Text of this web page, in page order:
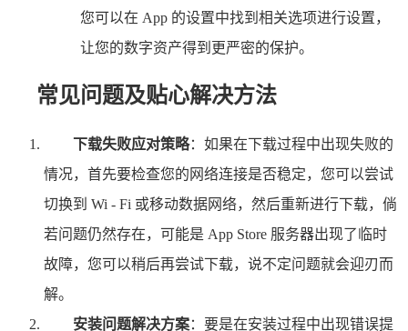
您可以在 App 的设置中找到相关选项进行设置，
让您的数字资产得到更严密的保护。
常见问题及贴心解决方法
下载失败应对策略：如果在下载过程中出现失败的
情况，首先要检查您的网络连接是否稳定，您可以尝试
切换到 Wi - Fi 或移动数据网络，然后重新进行下载，倘
若问题仍然存在，可能是 App Store 服务器出现了临时
故障，您可以稍后再尝试下载，说不定问题就会迎刃而
解。
安装问题解决方案：要是在安装过程中出现错误提